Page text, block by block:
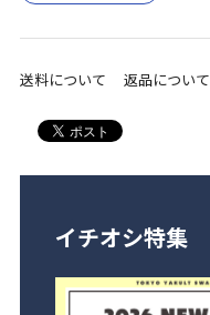
送料について 返品について
イチオシ特集